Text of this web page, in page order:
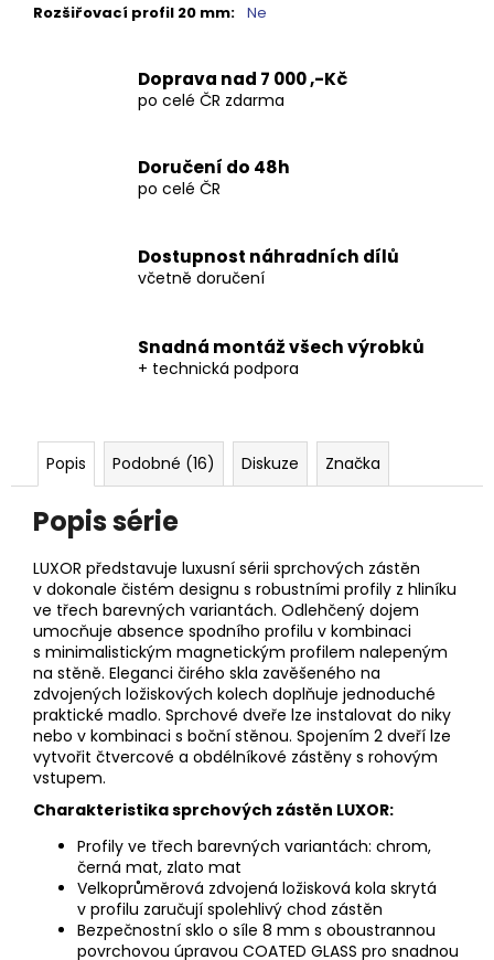
Rozšiřovací profil 20 mm: Ne
Doprava nad 7 000 ,-Kč
po celé ČR zdarma
Doručení do 48h
po celé ČR
Dostupnost náhradních dílů
včetně doručení
Snadná montáž všech výrobků
+ technická podpora
Popis Podobné (16) Diskuze Značka
Popis série
LUXOR představuje luxusní sérii sprchových zástěn
v dokonale čistém designu s robustními profily z hliníku
ve třech barevných variantách. Odlehčený dojem
umocňuje absence spodního profilu v kombinaci
s minimalistickým magnetickým profilem nalepeným
na stěně. Eleganci čirého skla zavěšeného na
zdvojených ložiskových kolech doplňuje jednoduché
praktické madlo. Sprchové dveře lze instalovat do niky
nebo v kombinaci s boční stěnou. Spojením 2 dveří lze
vytvořit čtvercové a obdélníkové zástěny s rohovým
vstupem.
Charakteristika sprchových zástěn LUXOR:
Profily ve třech barevných variantách: chrom,
černá mat, zlato mat
Velkoprůměrová zdvojená ložisková kola skrytá
v profilu zaručují spolehlivý chod zástěn
Bezpečnostní sklo o síle 8 mm s oboustrannou
povrchovou úpravou COATED GLASS pro snadnou